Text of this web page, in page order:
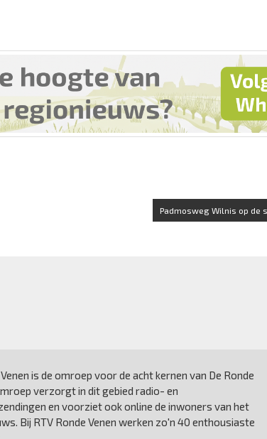
Padmosweg Wilnis op de
is de omroep voor de acht kernen van De Ronde
verzorgt in dit gebied radio- en
en voorziet ook online de inwoners van het
Bij RTV Ronde Venen werken zo'n 40 enthousiaste